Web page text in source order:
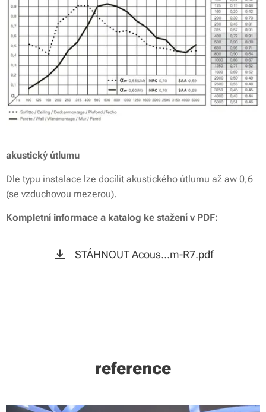
akustický útlumu
Dle typu instalace lze docílit akustického útlumu až aw 0,6
(se vzduchovou mezerou).
Kompletní informace a katalog ke stažení v PDF:
STÁHNOUT Acous...m-R7.pdf
reference